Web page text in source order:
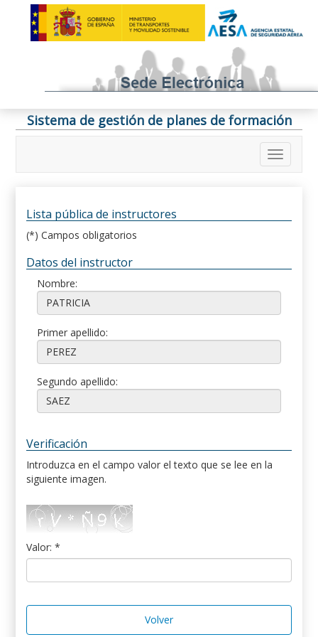
Sistema de gestión de planes de formación
Lista pública de instructores
(*) Campos obligatorios
Datos del instructor
Nombre:
Primer apellido:
Segundo apellido:
Verificación
Introduzca en el campo valor el texto que se lee en la
siguiente imagen.
Valor: *
Volver